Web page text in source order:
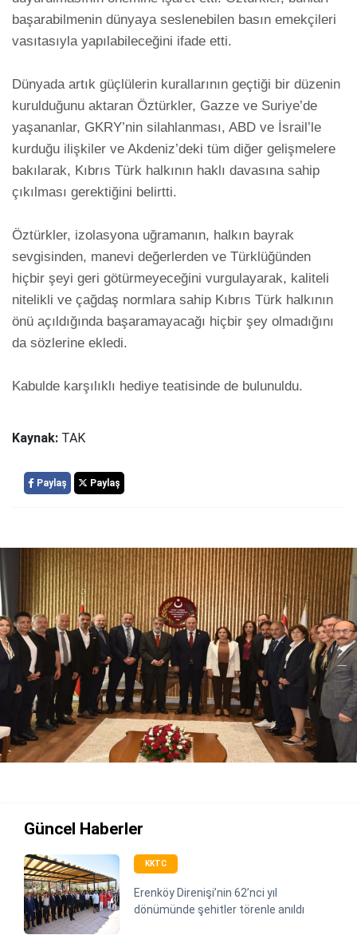
başarabilmenin dünyaya seslenebilen basın emekçileri
vasıtasıyla yapılabileceğini ifade etti.
Dünyada artık güçlülerin kurallarının geçtiği bir düzenin
kurulduğunu aktaran Öztürkler, Gazze ve Suriye’de
yaşananlar, GKRY’nin silahlanması, ABD ve İsrail’le
kurduğu ilişkiler ve Akdeniz’deki tüm diğer gelişmelere
bakılarak, Kıbrıs Türk halkının haklı davasına sahip
çıkılması gerektiğini belirtti.
Öztürkler, izolasyona uğramanın, halkın bayrak
sevgisinden, manevi değerlerden ve Türklüğünden
hiçbir şeyi geri götürmeyeceğini vurgulayarak, kaliteli
nitelikli ve çağdaş normlara sahip Kıbrıs Türk halkının
önü açıldığında başaramayacağı hiçbir şey olmadığını
da sözlerine ekledi.
Kabulde karşılıklı hediye teatisinde de bulunuldu.
Kaynak: TAK
Paylaş Paylaş
Güncel Haberler
KKTC
Erenköy Direnişi’nin 62’nci yıl
dönümünde şehitler törenle anıldı